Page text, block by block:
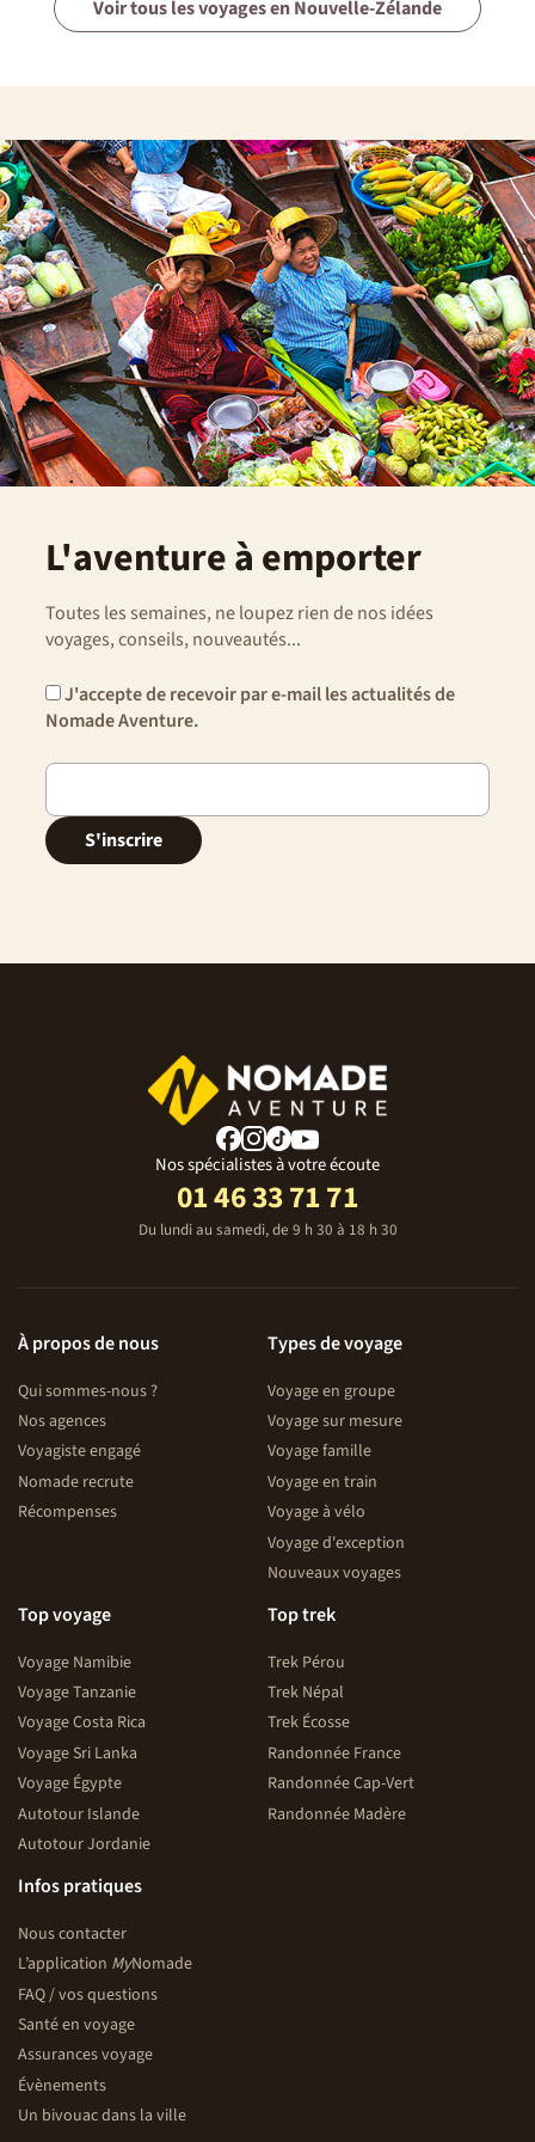
papillons, d’une cascade, etc.
d'esprit de découverte, de bonne volonté, d'une
participation aux tâches communes ainsi que le respect
des traditions locales. Et n’oubliez pas des imprévus sont
toujours possibles, dans ces moments adoptez la
Nomade attitude : patience, bonne humeur et tolérance.
Voir tous les voyages en Nouvelle-Zélande
L'aventure à emporter
Toutes les semaines, ne loupez rien de nos idées
voyages, conseils, nouveautés...
J'accepte de recevoir par e-mail les actualités de
Nomade Aventure.
S'inscrire
Nos spécialistes à votre écoute
01 46 33 71 71
Du lundi au samedi, de 9 h 30 à 18 h 30
À propos de nous
Qui sommes-nous ?
Nos agences
Voyagiste engagé
Nomade recrute
Récompenses
Types de voyage
Voyage en groupe
Voyage sur mesure
Voyage famille
Voyage en train
Voyage à vélo
Voyage d'exception
Nouveaux voyages
Top voyage
Voyage Namibie
Voyage Tanzanie
Voyage Costa Rica
Voyage Sri Lanka
Voyage Égypte
Autotour Islande
Autotour Jordanie
Top trek
Trek Pérou
Trek Népal
Trek Écosse
Randonnée France
Randonnée Cap-Vert
Randonnée Madère
Infos pratiques
Nous contacter
L’application MyNomade
FAQ / vos questions
Santé en voyage
Assurances voyage
Évènements
Un bivouac dans la ville